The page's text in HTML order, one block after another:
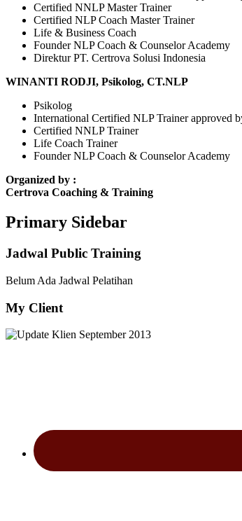
Certified NNLP Master Trainer
Certified NLP Coach Master Trainer
Life & Business Coach
Founder NLP Coach & Counselor Academy
Direktur PT. Certrova Solusi Indonesia
WINANTI RODJI, Psikolog, CT.NLP
Psikolog
International Certified NLP Trainer approved
Certified NNLP Trainer
Life Coach Trainer
Founder NLP Coach & Counselor Academy
Organized by :
Certrova Coaching & Training
Primary Sidebar
Jadwal Public Training
Belum Ada Jadwal Pelatihan
My Client